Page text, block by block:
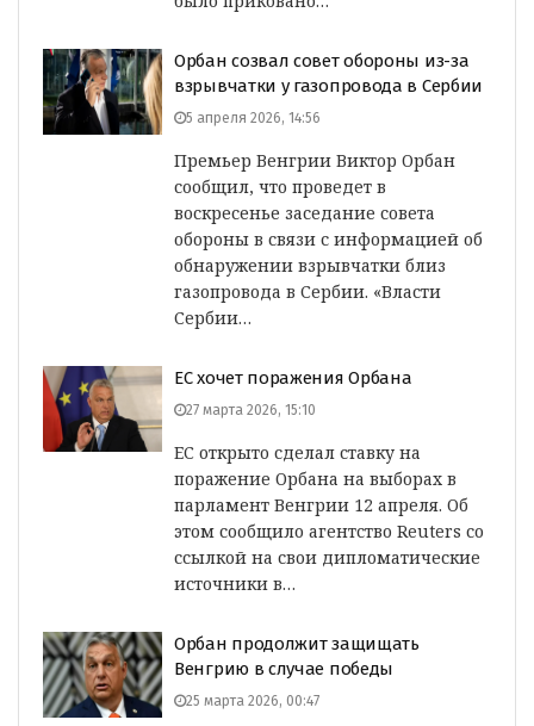
Орбан созвал совет обороны из-за
взрывчатки у газопровода в Сербии
5 апреля 2026, 14:56
Премьер Венгрии Виктор Орбан
сообщил, что проведет в
воскресенье заседание совета
обороны в связи с информацией об
обнаружении взрывчатки близ
газопровода в Сербии. «Власти
Сербии…
ЕС хочет поражения Орбана
27 марта 2026, 15:10
ЕС открыто сделал ставку на
поражение Орбана на выборах в
парламент Венгрии 12 апреля. Об
этом сообщило агентство Reuters со
ссылкой на свои дипломатические
источники в…
Орбан продолжит защищать
Венгрию в случае победы
25 марта 2026, 00:47